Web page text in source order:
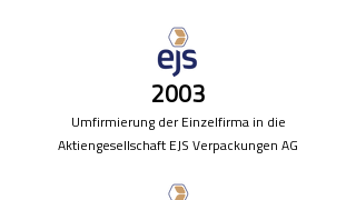
2003
Umfirmierung der Einzelfirma in die
Aktiengesellschaft EJS Verpackungen AG